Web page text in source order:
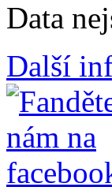
Data
Další